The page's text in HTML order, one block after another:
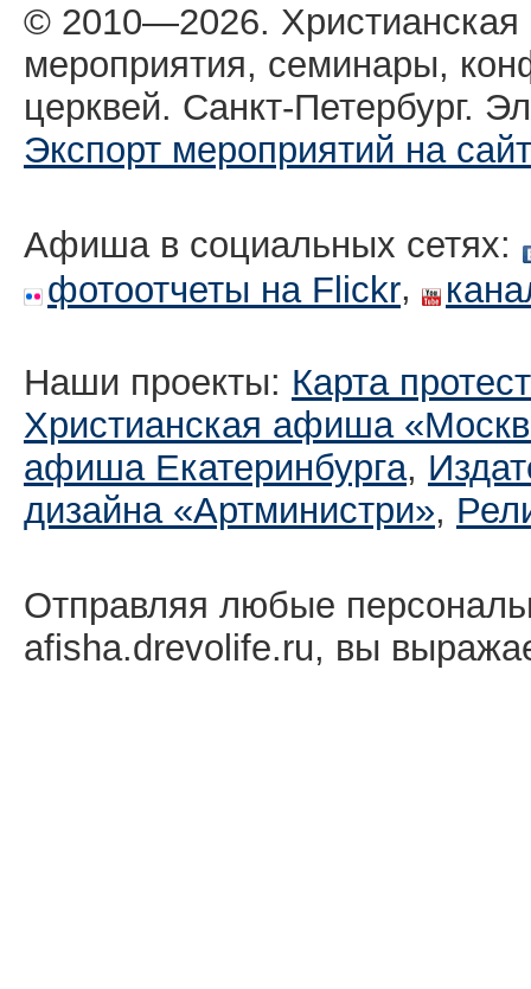
© 2010—2026.
мероприятия, семинары,
церквей. Санкт-Петербург.
Экспорт мероприятий на сайт
Афиша в социальных сетях:
фотоотчеты на Flickr,
Наши проекты: Карта
Христианская афиша
афиша Екатеринбургa,
дизайна «Артминистри»,
Отправляя любые
afisha.drevolife.ru, вы